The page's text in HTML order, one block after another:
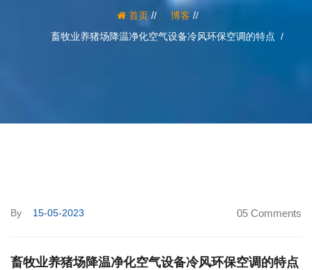
首页/ 博客 /
畜牧业养猪场降温净化空气设备冷风环保空调的特点
By 15-05-2023 05 Comments
畜牧业养猪场降温净化空气设备冷风环保空调的特点